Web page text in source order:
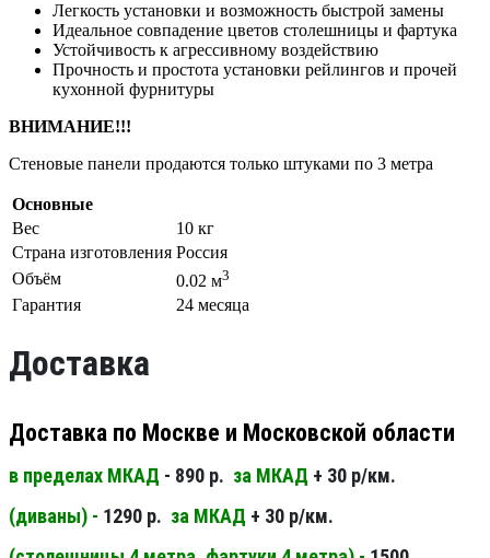
Легкость установки и возможность быстрой замены
Идеальное совпадение цветов столешницы и фартука
Устойчивость к агрессивному воздействию
Прочность и простота установки рейлингов и прочей
кухонной фурнитуры
ВНИМАНИЕ!!!
Стеновые панели продаются только штуками по 3 метра
Основные
Вес
10 кг
Страна изготовления Россия
Объём
0.02 м3
Гарантия 24 месяца
Доставка
Доставка по Москве и Московской области
в пределах МКАД - 890 р. за МКАД + 30 р/км.
(диваны) - 1290 р. за МКАД + 30 р/км.